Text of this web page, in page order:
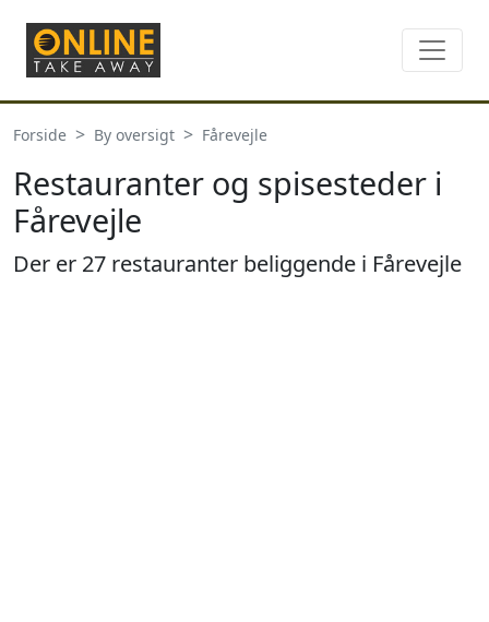
Forside By oversigt Fårevejle
Restauranter og spisesteder i
Fårevejle
Der er 27 restauranter beliggende i Fårevejle